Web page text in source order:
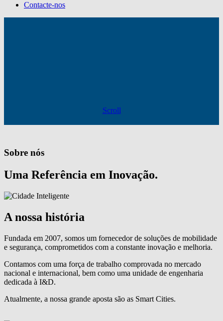
Contacte-nos
Scroll
Sobre nós
Uma Referência em Inovação.
A nossa história
Fundada em 2007, somos um fornecedor de soluções de mobilidade
e segurança, comprometidos com a constante inovação e melhoria.
Contamos com uma força de trabalho comprovada no mercado
nacional e internacional, bem como uma unidade de engenharia
dedicada à I&D.
Atualmente, a nossa grande aposta são as Smart Cities.